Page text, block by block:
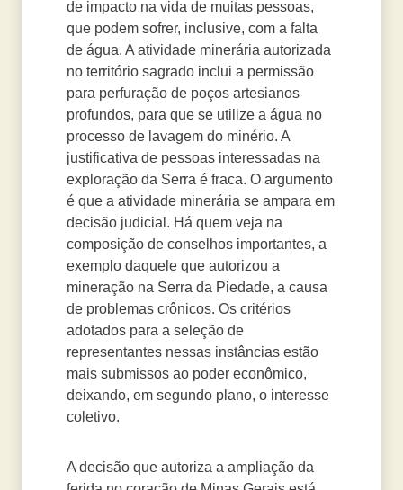
de impacto na vida de muitas pessoas,
que podem sofrer, inclusive, com a falta
de água. A atividade minerária autorizada
no território sagrado inclui a permissão
para perfuração de poços artesianos
profundos, para que se utilize a água no
processo de lavagem do minério. A
justificativa de pessoas interessadas na
exploração da Serra é fraca. O argumento
é que a atividade minerária se ampara em
decisão judicial. Há quem veja na
composição de conselhos importantes, a
exemplo daquele que autorizou a
mineração na Serra da Piedade, a causa
de problemas crônicos. Os critérios
adotados para a seleção de
representantes nessas instâncias estão
mais submissos ao poder econômico,
deixando, em segundo plano, o interesse
coletivo.
A decisão que autoriza a ampliação da